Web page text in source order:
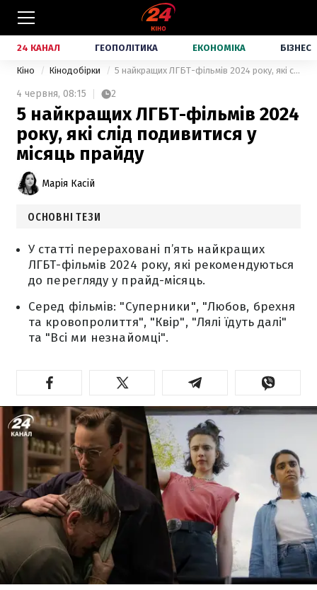
24 КАНАЛ ГЕОПОЛІТИКА ЕКОНОМІКА БІЗНЕС
Кіно Кінодобірки 5 найкращих ЛГБТ-фільмів 2024 року, які слід подивитися у місяць прайду
4 червня, 08:15 2
5 найкращих ЛГБТ-фільмів 2024
року, які слід подивитися у
місяць прайду
Марія Касій
ОСНОВНІ ТЕЗИ
У статті перераховані п’ять найкращих
ЛГБТ-фільмів 2024 року, які рекомендуються
до перегляду у прайд-місяць.
Серед фільмів: "Суперники", "Любов, брехня
та кровопролиття", "Квір", "Лялі їдуть далі"
та "Всі ми незнайомці".